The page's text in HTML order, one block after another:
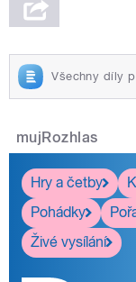
Všechny díly
mujRozhlas
Hry a četby
Pohádky
Živé vysílání